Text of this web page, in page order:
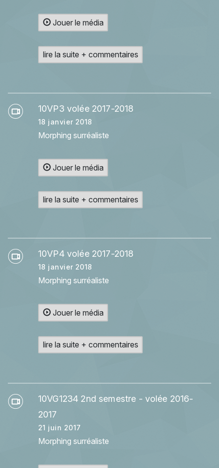
Jouer le média
lire la suite + commentaires
10VP3 volée 2017-2018
18 janvier 2018
Morphing surréaliste
Jouer le média
lire la suite + commentaires
10VP4 volée 2017-2018
18 janvier 2018
Morphing surréaliste
Jouer le média
lire la suite + commentaires
10VG1234 2nd semestre - volée 2016-
2017
21 juin 2017
Morphing surréaliste